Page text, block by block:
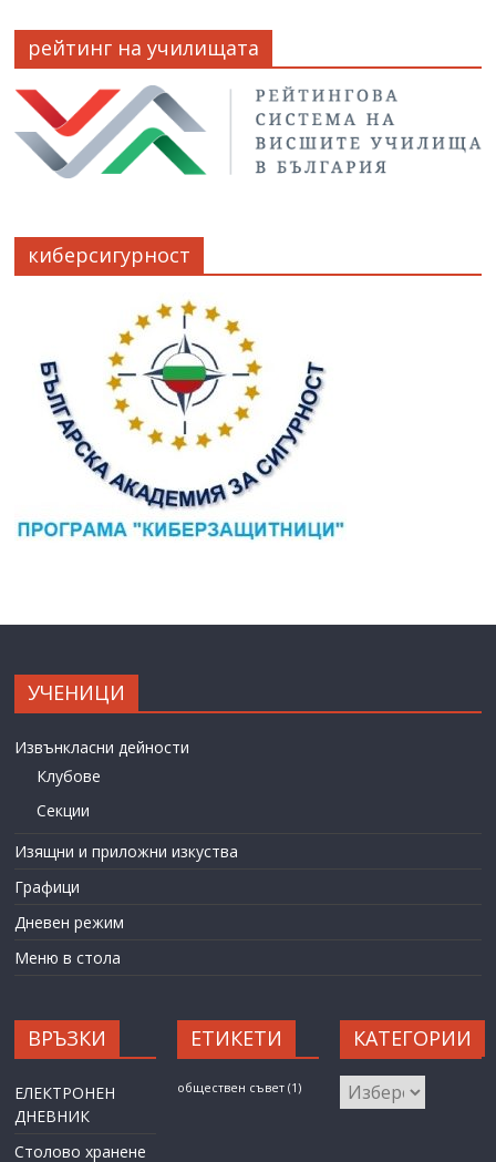
рейтинг на училищата
киберсигурност
УЧЕНИЦИ
Извънкласни дейности
Клубове
Секции
Изящни и приложни изкуства
Графици
Дневен режим
Меню в стола
ВРЪЗКИ
ЕЛЕКТРОНЕН
ДНЕВНИК
Столово хранене
ЕТИКЕТИ
обществен съвет (1)
КАТЕГОРИИ
КАТЕГОРИИ